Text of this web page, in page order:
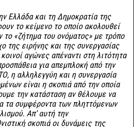
Ελλάδα και τη Δημοκρατία της
το κείμενο το οποίο ακολουθεί
το «ζήτημα του ονόματος» με τρόπο
της ειρήνης και της συνεργασίας
αγώνες απέναντι στη λιτότητα
για απεμπλοκή από την
η αλληλεγγύη και η συνεργασία
είναι η σκοπιά από την οποία
την κατάσταση αν θέλουμε να
τα συμφέροντα των πληττόμενων
Απ’ αυτή την
σκοπιά οι δυνάμεις της